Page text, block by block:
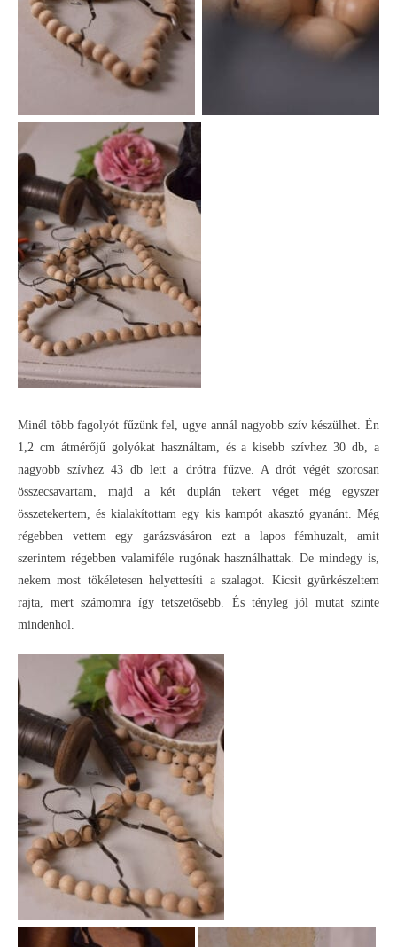
Minél több fagolyót fűzünk fel, ugye annál nagyobb szív készülhet. Én
1,2 cm átmérőjű golyókat használtam, és a kisebb szívhez 30 db, a
nagyobb szívhez 43 db lett a drótra fűzve. A drót végét szorosan
összecsavartam, majd a két duplán tekert véget még egyszer
összetekertem, és kialakítottam egy kis kampót akasztó gyanánt. Még
régebben vettem egy garázsvásáron ezt a lapos fémhuzalt, amit
szerintem régebben valamiféle rugónak használhattak. De mindegy is,
nekem most tökéletesen helyettesíti a szalagot. Kicsit gyürkészeltem
rajta, mert számomra így tetszetősebb. És tényleg jól mutat szinte
mindenhol.